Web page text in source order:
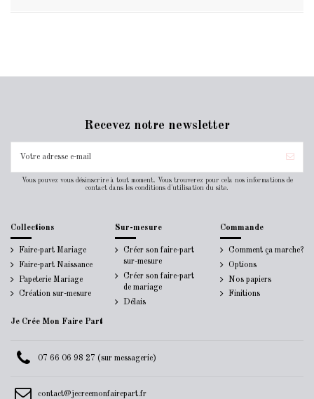
Recevez notre newsletter
Vous pouvez vous désinscrire à tout moment. Vous trouverez pour cela nos informations de
contact dans les conditions d'utilisation du site.
Collections
Faire-part Mariage
Faire-part Naissance
Papeterie Mariage
Création sur-mesure
Sur-mesure
Créer son faire-part
sur-mesure
Créer son faire-part
de mariage
Délais
Commande
Comment ça marche?
Options
Nos papiers
Finitions
Je Crée Mon Faire Part
07 66 06 98 27 (sur messagerie)
contact@jecreemonfairepart.fr